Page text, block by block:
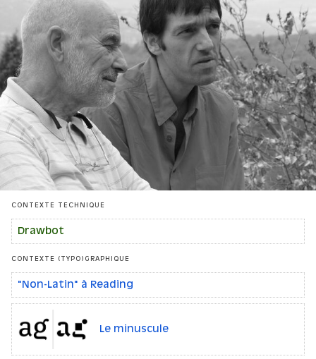
CONTEXTE TECHNIQUE
Drawbot
CONTEXTE (TYPO)GRAPHIQUE
"Non-Latin" à Reading
Le minuscule